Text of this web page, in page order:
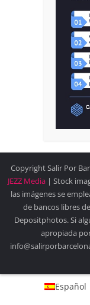
Copyright Salir Por
JEZZ Media | Stock
las imágenes se
de bancos libres
Depositphotos. Si
apropiada
Español